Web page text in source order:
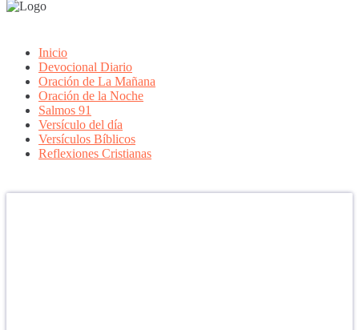
Inicio
Devocional Diario
Oración de La Mañana
Oración de la Noche
Salmos 91
Versículo del día
Versículos Bíblicos
Reflexiones Cristianas